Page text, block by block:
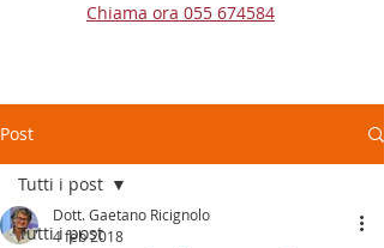
Chiama ora 055 674584
Post
Tutti i post
Tutti i post
Dott. Gaetano Ricignolo
4 feb 2018